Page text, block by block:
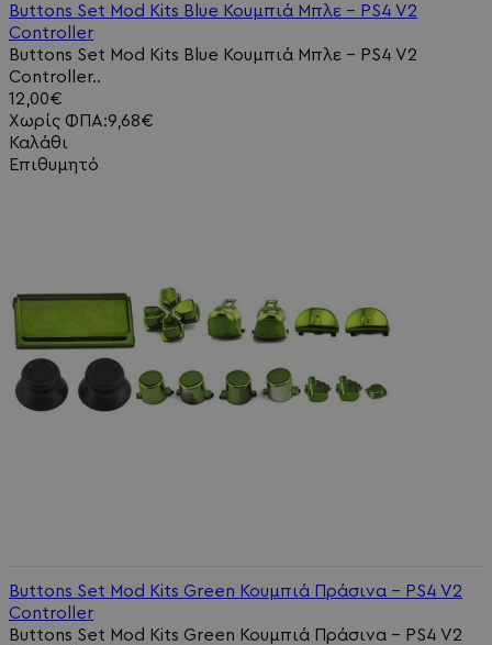
Buttons Set Mod Kits Blue Κουμπιά Μπλε - PS4 V2
Controller
Buttons Set Mod Kits Blue Κουμπιά Μπλε - PS4 V2
Controller..
12,00€
Χωρίς ΦΠΑ:9,68€
Καλάθι
Επιθυμητό
Buttons Set Mod Kits Green Κουμπιά Πράσινα - PS4 V2
Controller
Buttons Set Mod Kits Green Κουμπιά Πράσινα - PS4 V2